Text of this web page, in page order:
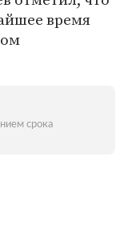
время
срока